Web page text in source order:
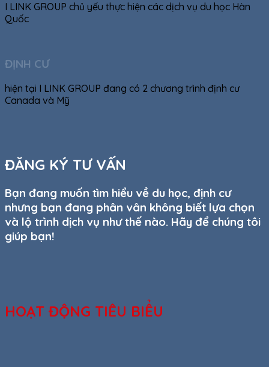
I LINK GROUP chủ yếu thực hiện các dịch vụ du học Hàn
Quốc
ĐỊNH CƯ
hiện tại I LINK GROUP đang có 2 chương trình định cư
Canada và Mỹ
ĐĂNG KÝ TƯ VẤN
Bạn đang muốn tìm hiểu về du học, định cư
nhưng bạn đang phân vân không biết lựa chọn
và lộ trình dịch vụ như thế nào. Hãy để chúng tôi
giúp bạn!
HOẠT ĐỘNG TIÊU BIỂU